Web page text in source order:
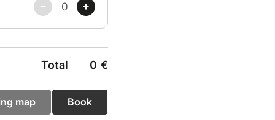
Total 0 €